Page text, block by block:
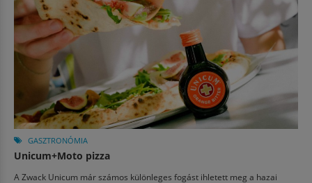
GASZTRONÓMIA
Unicum+Moto pizza
A Zwack Unicum már számos különleges fogást ihletett meg a hazai